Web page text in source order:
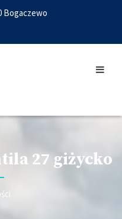
Bogaczewo
27 giżycko